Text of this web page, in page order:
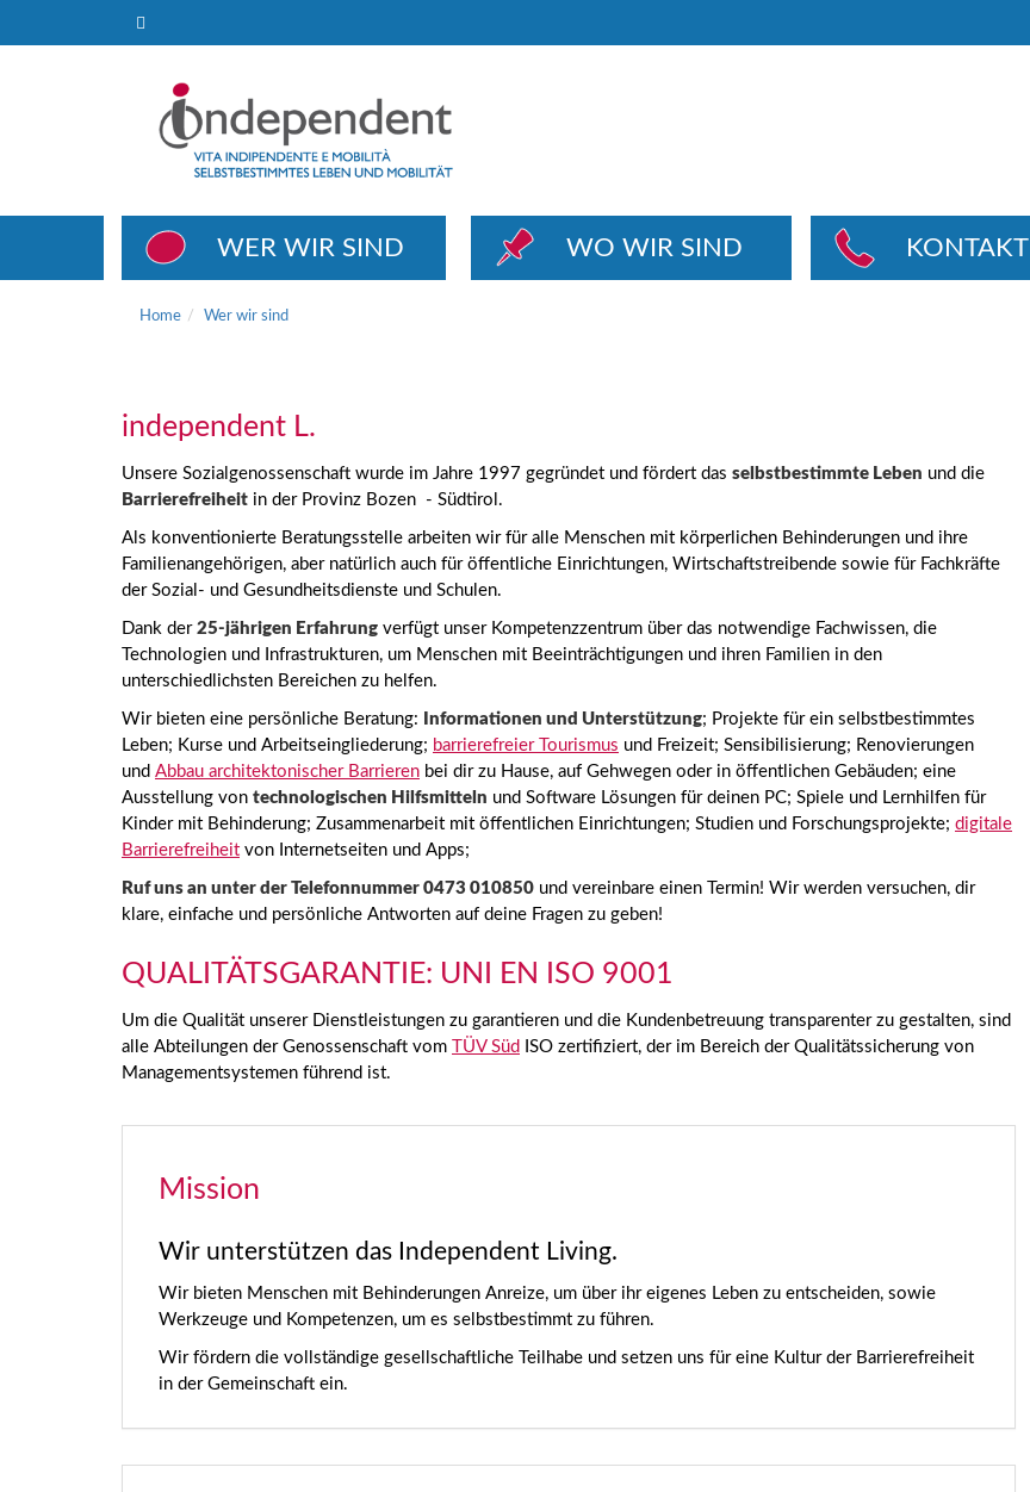
WER WIR SIND WO WIR SIND KONTAKT
Home Wer wir sind
independent L.
Unsere Sozialgenossenschaft wurde im Jahre 1997 gegründet und fördert das selbstbestimmte Leben und die
Barrierefreiheit in der Provinz Bozen - Südtirol.
Als konventionierte Beratungsstelle arbeiten wir für alle Menschen mit körperlichen Behinderungen und ihre
Familienangehörigen, aber natürlich auch für öffentliche Einrichtungen, Wirtschaftstreibende sowie für Fachkräfte
der Sozial- und Gesundheitsdienste und Schulen.
Dank der 25-jährigen Erfahrung verfügt unser Kompetenzzentrum über das notwendige Fachwissen, die
Technologien und Infrastrukturen, um Menschen mit Beeinträchtigungen und ihren Familien in den
unterschiedlichsten Bereichen zu helfen.
Wir bieten eine persönliche Beratung: Informationen und Unterstützung; Projekte für ein selbstbestimmtes
Leben; Kurse und Arbeitseingliederung; barrierefreier Tourismus und Freizeit; Sensibilisierung; Renovierungen
und Abbau architektonischer Barrieren bei dir zu Hause, auf Gehwegen oder in öffentlichen Gebäuden; eine
Ausstellung von technologischen Hilfsmitteln und Software Lösungen für deinen PC; Spiele und Lernhilfen für
Kinder mit Behinderung; Zusammenarbeit mit öffentlichen Einrichtungen; Studien und Forschungsprojekte; digitale
Barrierefreiheit von Internetseiten und Apps;
Ruf uns an unter der Telefonnummer 0473 010850 und vereinbare einen Termin! Wir werden versuchen, dir
klare, einfache und persönliche Antworten auf deine Fragen zu geben!
QUALITÄTSGARANTIE: UNI EN ISO 9001
Um die Qualität unserer Dienstleistungen zu garantieren und die Kundenbetreuung transparenter zu gestalten, sind
alle Abteilungen der Genossenschaft vom
TÜV Süd ISO zertifiziert, der im Bereich der Qualitätssicherung von
Managementsystemen führend ist.
Mission
Wir unterstützen das Independent Living.
Wir bieten Menschen mit Behinderungen Anreize, um über ihr eigenes Leben zu entscheiden, sowie
Werkzeuge und Kompetenzen, um es selbstbestimmt zu führen.
Wir fördern die vollständige gesellschaftliche Teilhabe und setzen uns für eine Kultur der Barrierefreiheit
in der Gemeinschaft ein.